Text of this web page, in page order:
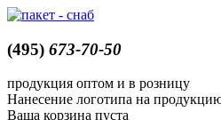
(495) 673-70-50
продукция оптом и в розницу
Нанесение логотипа на
Ваша корзина пуста